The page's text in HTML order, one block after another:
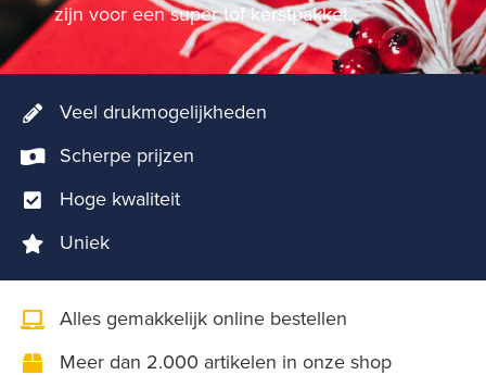
zijn voor een super tof kerstpakket.
Veel drukmogelijkheden
Scherpe prijzen
Hoge kwaliteit
Uniek
Alles gemakkelijk online bestellen
Meer dan 2.000 artikelen in onze shop